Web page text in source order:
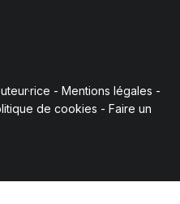
- Mentions légales -
de cookies - Faire un